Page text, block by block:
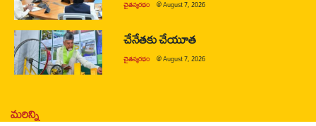
చైతన్యరధం @August 7, 2026
చేనేతకు చేయూత
చైతన్యరధం @August 7, 2026
మరిన్ని